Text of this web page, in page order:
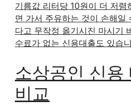
기름값 리터당 10원이 더 저렴
면 가서 주유하는 것이 손해일
다고 무작정 옮기시진 마시기
수료가 없는 신용대출도 있습
소상공인 신용
비교